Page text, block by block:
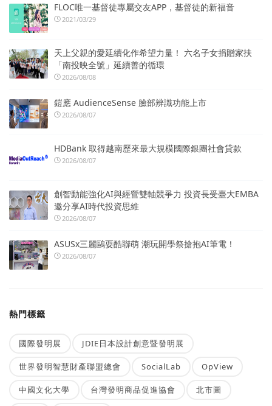
FLOC唯一基督徒專屬交友APP，基督徒的新福音
2021/03/29
天上父親的愛延續化作希望力量！ 六名子女捐贈家扶
「南投映全號」延續善的循環
2026/08/08
鎧應 AudienceSense 臉部辨識功能上市
2026/08/07
HDBank 取得越南歷來最大規模國際銀團社會貸款
2026/08/07
創智動能強化AI與經營雙軸競爭力 投資長受臺大EMBA
邀分享AI時代投資思維
2026/08/07
ASUSx三麗鷗耍酷聯萌 潮玩開學祭搶抱AI筆電！
2026/08/07
熱門標籤
國際發明展 JDIE日本設計創意暨發明展
世界發明智慧財產聯盟總會 SocialLab OpView
中國文化大學 台灣發明商品促進協會 北市圖